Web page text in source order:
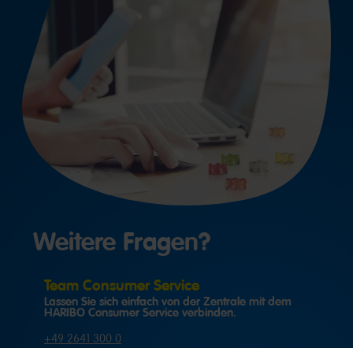
Weitere Fragen?
Team Consumer Service
Lassen Sie sich einfach von der Zentrale mit dem
HARIBO Consumer Service verbinden.
+49 2641 300 0